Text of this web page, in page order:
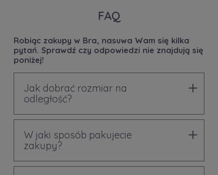
FAQ
Robiąc zakupy w Bra, nasuwa Wam się kilka
pytań. Sprawdź czy odpowiedzi nie znajdują się
poniżej!
Jak dobrać rozmiar na
odległość?
W jaki sposób pakujecie
zakupy?